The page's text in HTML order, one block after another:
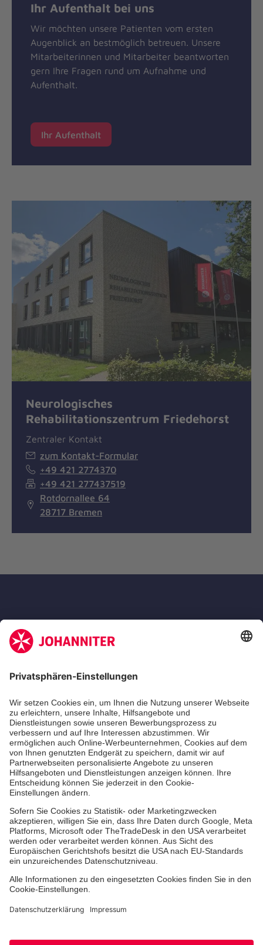
Ihr Aufenthalt bei uns
Wir möchten unsere Patienten vom ersten
Augenblick an bestmöglich betreuen. Unsere
Mitarbeiterinnen und Mitarbeiter beantworten
gern Ihre Fragen rund um Aufnahme und
Aufenthalt.
Ihr Aufenthalt
Neurologisches
Rehabilitationszentrum Friedehorst
Zentraler Kontakt
zum Kontakt-Formular
+49 421 2774370
+49 421 277437519
Rotdornallee 64
28717 Bremen
Deutschen Spendenrates e.V.
Kununu Top Company 2026
Medizin & Pflege
Therapie
Über uns
Hinweisgebersystem